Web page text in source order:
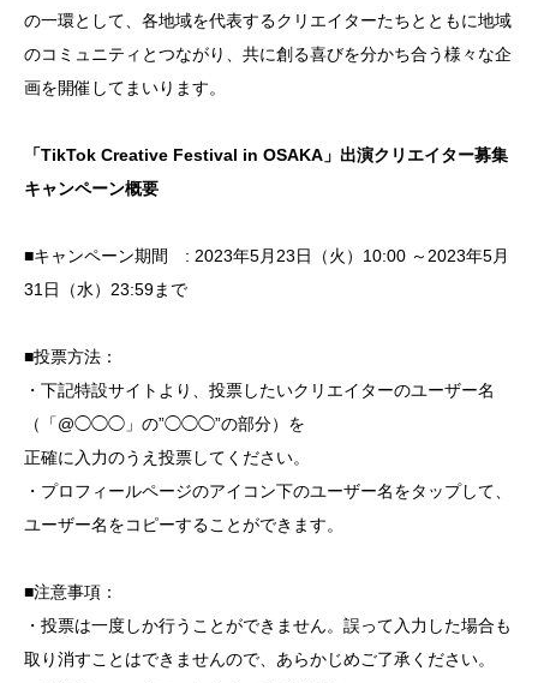
の一環として、各地域を代表するクリエイターたちとともに地域
のコミュニティとつながり、共に創る喜びを分かち合う様々な企
画を開催してまいります。
「TikTok Creative Festival in OSAKA」出演クリエイター募集
キャンペーン概要
■キャンペーン期間 : 2023年5月23日（火）10:00 ～2023年5月
31日（水）23:59まで
■投票方法：
・下記特設サイトより、投票したいクリエイターのユーザー名
（「@◯◯◯」の”◯◯◯”の部分）を
正確に入力のうえ投票してください。
・プロフィールページのアイコン下のユーザー名をタップして、
ユーザー名をコピーすることができます。
■注意事項：
・投票は一度しか行うことができません。誤って入力した場合も
取り消すことはできませんので、あらかじめご了承ください。